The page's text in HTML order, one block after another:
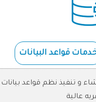
قواعد البيانات
و تنفيذ نظم قواعد بيانات
عالية